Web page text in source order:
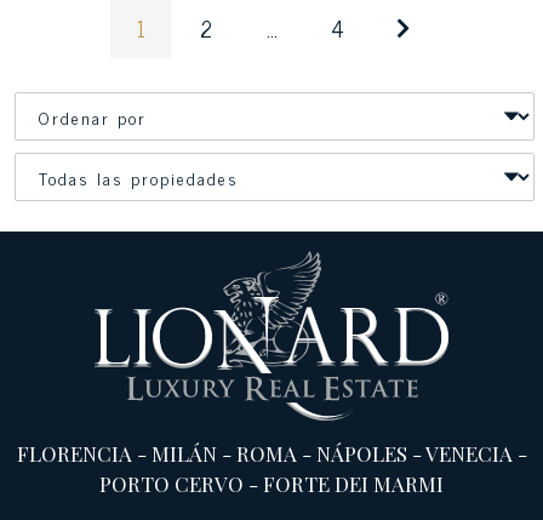
1 2 ... 4
FLORENCIA -MILÁN-ROMA -NÁPOLES -VENECIA -
PORTO CERVO -FORTE DEI MARMI